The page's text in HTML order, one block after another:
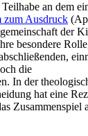
an dem
zum Ausdruck
der
besondere
die
In der
hat eine
Zusammenspiel